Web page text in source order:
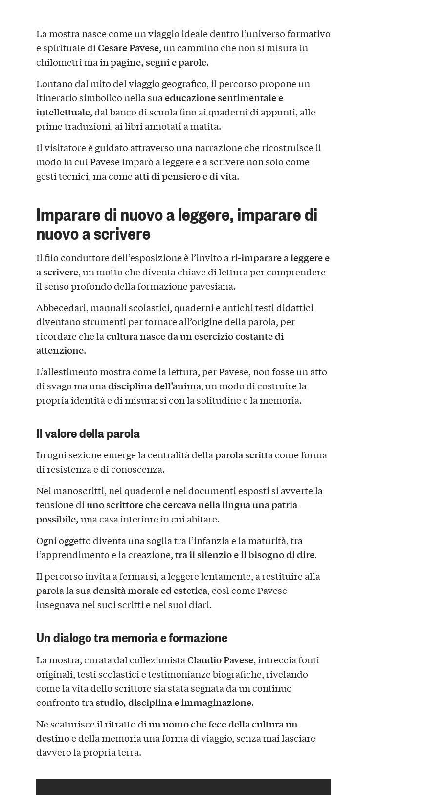
La mostra nasce come un viaggio ideale dentro l’universo formativo
e spirituale diCesare Pavese, un cammino che non si misura in
chilometri ma inpagine, segni e parole.
Lontano dal mito del viaggio geografico, il percorso propone un
itinerario simbolico nella suaeducazione sentimentale e
intellettuale, dal banco di scuola fino ai quaderni di appunti, alle
prime traduzioni, ai libri annotati a matita.
Il visitatore è guidato attraverso una narrazione che ricostruisce il
modo in cui Pavese imparò a leggere e a scrivere non solo come
gesti tecnici, ma comeatti di pensiero e di vita.
Imparare di nuovo a leggere, imparare di
nuovo a scrivere
Il filo conduttore dell’esposizione è l’invito ari-imparare a leggere e
a scrivere, un motto che diventa chiave di lettura per comprendere
il senso profondo della formazione pavesiana.
Abbecedari, manuali scolastici, quaderni e antichi testi didattici
diventano strumenti per tornare all’origine della parola, per
ricordare che lacultura nasce da un esercizio costante di
attenzione.
L’allestimento mostra come la lettura, per Pavese, non fosse un atto
di svago ma unadisciplina dell’anima, un modo di costruire la
propria identità e di misurarsi con la solitudine e la memoria.
Il valore della parola
In ogni sezione emerge la centralità dellaparola scrittacome forma
di resistenza e di conoscenza.
Nei manoscritti, nei quaderni e nei documenti esposti si avverte la
tensione diuno scrittore che cercava nella lingua una patria
possibile,una casa interiore in cui abitare.
Ogni oggetto diventa una soglia tra l’infanzia e la maturità, tra
l’apprendimento e la creazione,tra il silenzio e il bisogno di dire.
Il percorso invita a fermarsi, a leggere lentamente, a restituire alla
parola la suadensità morale ed estetica, così come Pavese
insegnava nei suoi scritti e nei suoi diari.
Un dialogo tra memoria e formazione
La mostra, curata dal collezionistaClaudio Pavese, intreccia fonti
originali, testi scolastici e testimonianze biografiche, rivelando
come la vita dello scrittore sia stata segnata da un continuo
confronto trastudio, disciplina e immaginazione.
Ne scaturisce il ritratto diun uomo che fece della cultura un
destinoe della memoria una forma di viaggio, senza mai lasciare
davvero la propria terra.